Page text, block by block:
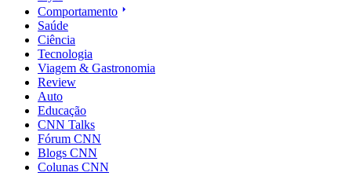
Comportamento
Saúde
Ciência
Tecnologia
Viagem & Gastronomia
Review
Auto
Educação
CNN Talks
Fórum CNN
Blogs CNN
Colunas CNN